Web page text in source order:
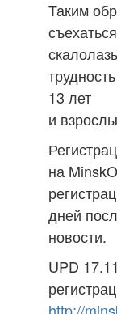
Таким
13 лет
и
на
дней
новости.
UPD